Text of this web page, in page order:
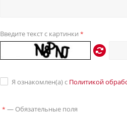
Введите текст с картинки *
Я ознакомлен(а) с Политикой
* — Обязательные поля